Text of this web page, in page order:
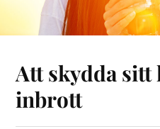
Att skydda sitt
inbrott